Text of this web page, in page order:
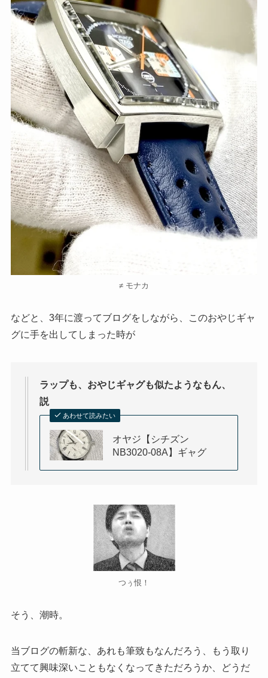
≠ モナカ
などと、3年に渡ってブログをしながら、このおやじギャ
グに手を出してしまった時が
ラップも、おやじギャグも似たようなもん、
説
あわせて読みたい
オヤジ【シチズン
NB3020-08A】ギャグ
つぅ恨！
そう、潮時。
当ブログの斬新な、あれも筆致もなんだろう、もう取り
立てて興味深いこともなくなってきただろうか、どうだ